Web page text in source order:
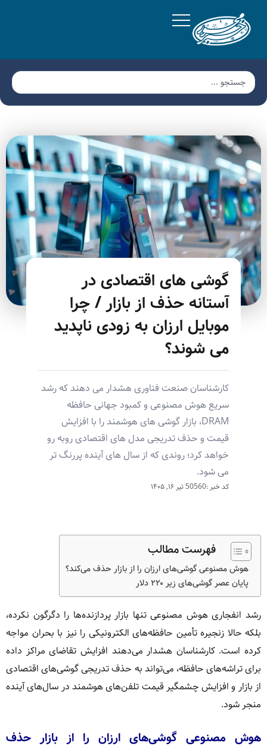
گوشی های اقتصادی در
آستانه حذف از بازار / چرا
موبایل ارزان به زودی ناپدید
می شوند؟
کارشناسان صنعت فناوری هشدار می دهند که رشد
سریع هوش مصنوعی و کمبود جهانی حافظه
DRAM، بازار گوشی های هوشمند را با افزایش
قیمت و حذف تدریجی مدل های اقتصادی روبه رو
خواهد کرد؛ روندی که از سال های آینده پررنگ تر
می شود.
کد خبر :50560 تیر ۱۶, ۱۴۰۵
فهرست مطالب
هوش مصنوعی گوشی‌های ارزان را از بازار حذف می‌کند؟
پایان عصر گوشی‌های زیر ۲۲۰ دلار
رشد انفجاری هوش مصنوعی تنها بازار پردازنده‌ها را دگرگون نکرده،
بلکه حالا زنجیره تأمین حافظه‌های الکترونیکی را نیز با بحران مواجه
کرده است. کارشناسان هشدار می‌دهند افزایش تقاضای مراکز داده
برای تراشه‌های حافظه، می‌تواند به حذف تدریجی گوشی‌های اقتصادی
از بازار و افزایش چشمگیر قیمت تلفن‌های هوشمند در سال‌های آینده
منجر شود.
هوش مصنوعی گوشی‌های ارزان را از بازار حذف